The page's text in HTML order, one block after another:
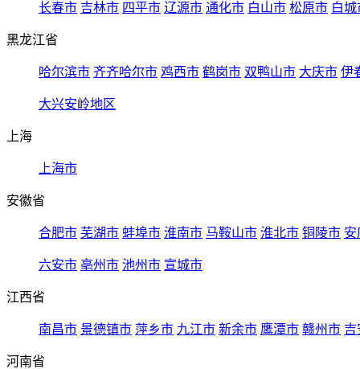
长春市 吉林市 四平市 辽源市 通化市 白山市 松原市 白城
黑龙江省
哈尔滨市 齐齐哈尔市 鸡西市 鹤岗市 双鸭山市 大庆市 伊
大兴安岭地区
上海
上海市
安徽省
合肥市 芜湖市 蚌埠市 淮南市 马鞍山市 淮北市 铜陵市 安
六安市 亳州市 池州市 宣城市
江西省
南昌市 景德镇市 萍乡市 九江市 新余市 鹰潭市 赣州市 吉
河南省